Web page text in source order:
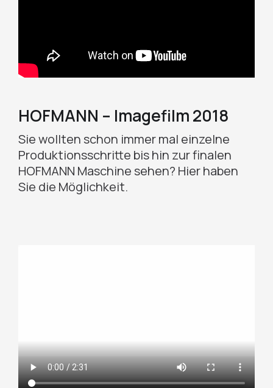
HOFMANN – Imagefilm 2018
Sie wollten schon immer mal einzelne
Produktionsschritte bis hin zur finalen
HOFMANN Maschine sehen? Hier haben
Sie die Möglichkeit.